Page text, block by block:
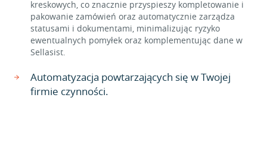
kreskowych, co znacznie przyspieszy kompletowanie i
pakowanie zamówień oraz automatycznie zarządza
statusami i dokumentami, minimalizując ryzyko
ewentualnych pomyłek oraz komplementując dane w
Sellasist.
Automatyzacja powtarzających się w Twojej
firmie czynności.